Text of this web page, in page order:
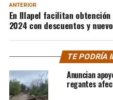
ANTERIOR
En Illapel facilitan
2024 con descuentos y
TE PODRÍA
Anuncian
regantes